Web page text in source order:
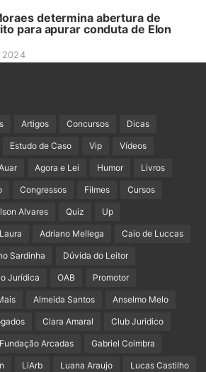
determina abertura de
para apurar conduta de Elon
2024
Artigos Concursos Dicas
Estudo de Caso Vip Vídeos
Agora e Lei Humor Livros
Congressos Filmes Cursos
Alvares Quiz Up
Adriano Mellega Caio de Luccas
Sardinha Dúvida do Leitor
Jurídica OAB Promotor
Almeida Santos Anselmo Melo
Clara Amaral Club Juridico
Fundação Arcadas Gabriel Coimbra
LiArb Luana Araujo Lucas Castilho